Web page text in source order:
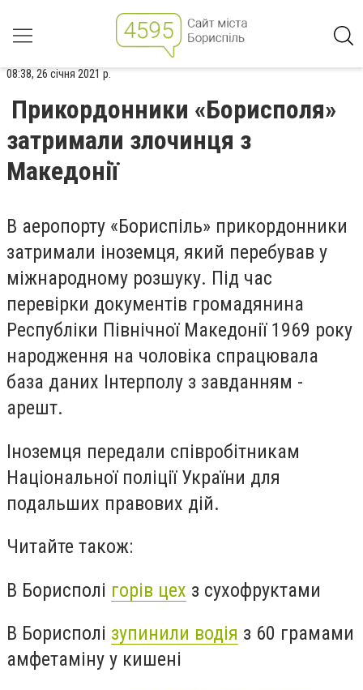
08:38, 26 січня 2021 р.
Прикордонники «Борисполя»
затримали злочинця з
Македонії
В аеропорту «Бориспіль» прикордонники
затримали іноземця, який перебував у
міжнародному розшуку. Під час
перевірки документів громадянина
Республіки Північної Македонії 1969 року
народження на чоловіка спрацювала
база даних Інтерполу з завданням -
арешт.
Іноземця передали співробітникам
Національної поліції України для
подальших правових дій.
Читайте також:
В Борисполі горів цех з сухофруктами
В Борисполі зупинили водія з 60 грамами
амфетаміну у кишені